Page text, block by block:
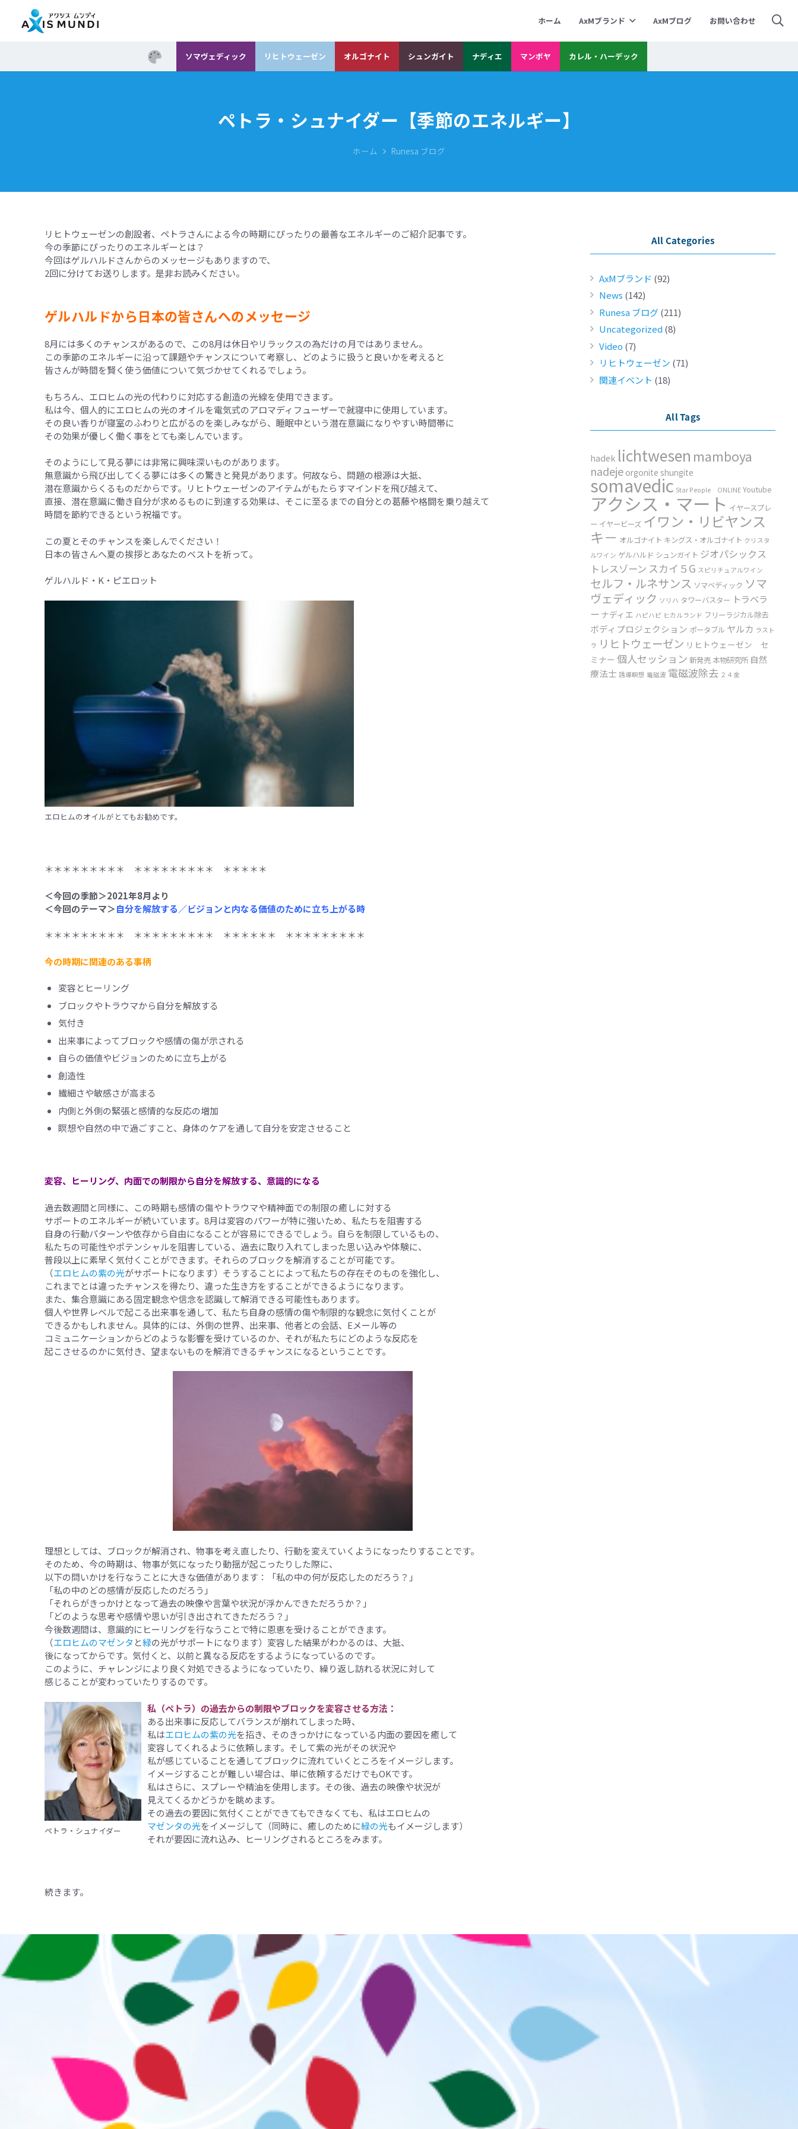
ホーム AxMブランド AxMブログ お問い合わせ
ソマヴェディック リヒトウェーゼン オルゴナイト シュンガイト ナディエ マンボヤ カレル・ハーデック
ペトラ・シュナイダー【季節のエネルギー】
ホーム Runesa ブログ
リヒトウェーゼンの創設者、ペトラさんによる今の時期にぴったりの最善なエネルギーのご紹介記事です。
今の季節にぴったりのエネルギーとは？
今回はゲルハルドさんからのメッセージもありますので、
2回に分けてお送りします。是非お読みください。
ゲルハルドから日本の皆さんへのメッセージ
8月には多くのチャンスがあるので、この8月は休日やリラックスの為だけの月ではありません。
この季節のエネルギーに沿って課題やチャンスについて考察し、どのように扱うと良いかを考えると
皆さんが時間を賢く使う価値について気づかせてくれるでしょう。
もちろん、エロヒムの光の代わりに対応する創造の光線を使用できます。
私は今、個人的にエロヒムの光のオイルを電気式のアロマディフューザーで就寝中に使用しています。
その良い香りが寝室のふわりと広がるのを楽しみながら、睡眠中という潜在意識になりやすい時間帯に
その効果が優しく働く事をとても楽しんでいます。
そのようにして見る夢には非常に興味深いものがあります。
無意識から飛び出してくる夢には多くの驚きと発見があります。何故なら、問題の根源は大抵、
潜在意識からくるものだからです。リヒトウェーゼンのアイテムがもたらすマインドを飛び越えて、
直接、潜在意識に働き自分が求めるものに到達する効果は、そこに至るまでの自分との葛藤や格闘を乗り越えて
時間を節約できるという祝福です。
この夏とそのチャンスを楽しんでください！
日本の皆さんへ夏の挨拶とあなたのベストを祈って。
ゲルハルド・K・ピエロット
エロヒムのオイルがとてもお勧めです。
＊＊＊＊＊＊＊＊＊ ＊＊＊＊＊＊＊＊＊ ＊＊＊＊＊
＜今回の季節＞2021年8月より
＜今回のテーマ＞自分を解放する／ビジョンと内なる価値のために立ち上がる時
＊＊＊＊＊＊＊＊＊ ＊＊＊＊＊＊＊＊＊ ＊＊＊＊＊＊ ＊＊＊＊＊＊＊＊＊
今の時期に関連のある事柄
変容とヒーリング
ブロックやトラウマから自分を解放する
気付き
出来事によってブロックや感情の傷が示される
自らの価値やビジョンのために立ち上がる
創造性
繊細さや敏感さが高まる
内側と外側の緊張と感情的な反応の増加
瞑想や自然の中で過ごすこと、身体のケアを通して自分を安定させること
変容、ヒーリング、内面での制限から自分を解放する、意識的になる
過去数週間と同様に、この時期も感情の傷やトラウマや精神面での制限の癒しに対する
サポートのエネルギーが続いています。8月は変容のパワーが特に強いため、私たちを阻害する
自身の行動パターンや依存から自由になることが容易にできるでしょう。自らを制限しているもの、
私たちの可能性やポテンシャルを阻害している、過去に取り入れてしまった思い込みや体験に、
普段以上に素早く気付くことができます。それらのブロックを解消することが可能です。
（エロヒムの紫の光がサポートになります）そうすることによって私たちの存在そのものを強化し、
これまでとは違ったチャンスを得たり、違った生き方をすることができるようになります。
また、集合意識にある固定観念や信念を認識して解消できる可能性もあります。
個人や世界レベルで起こる出来事を通して、私たち自身の感情の傷や制限的な観念に気付くことが
できるかもしれません。具体的には、外側の世界、出来事、他者との会話、Eメール等の
コミュニケーションからどのような影響を受けているのか、それが私たちにどのような反応を
起こさせるのかに気付き、望まないものを解消できるチャンスになるということです。
理想としては、ブロックが解消され、物事を考え直したり、行動を変えていくようになったりすることです。
そのため、今の時期は、物事が気になったり動揺が起こったりした際に、
以下の問いかけを行なうことに大きな価値があります：「私の中の何が反応したのだろう？」
「私の中のどの感情が反応したのだろう」
「それらがきっかけとなって過去の映像や言葉や状況が浮かんできただろうか？」
「どのような思考や感情や思いが引き出されてきただろう？」
今後数週間は、意識的にヒーリングを行なうことで特に恩恵を受けることができます。
（エロヒムのマゼンタ と緑の光がサポートになります）変容した結果がわかるのは、大抵、
後になってからです。気付くと、以前と異なる反応をするようになっているのです。
このように、チャレンジにより良く対処できるようになっていたり、繰り返し訪れる状況に対して
感じることが変わっていたりするのです。
ペトラ・シュナイダー
私（ペトラ）の過去からの制限やブロックを変容させる方法：
ある出来事に反応してバランスが崩れてしまった時、
私はエロヒムの紫の光を招き、そのきっかけになっている内面の要因を癒して
変容してくれるように依頼します。そして紫の光がその状況や
私が感じていることを通してブロックに流れていくところをイメージします。
イメージすることが難しい場合は、単に依頼するだけでもOKです。
私はさらに、スプレーや精油を使用します。その後、過去の映像や状況が
見えてくるかどうかを眺めます。
その過去の要因に気付くことができてもできなくても、私はエロヒムの
マゼンタの光をイメージして（同時に、癒しのために緑の光もイメージします）
それが要因に流れ込み、ヒーリングされるところをみます。
続きます。
All Categories
AxMブランド (92)
News (142)
Runesa ブログ(211)
Uncategorized (8)
Video (7)
リヒトウェーゼン (71)
関連イベント (18)
All Tags
hadek lichtwesen mamboya
nadeje orgonite shungite
somavedic Star People ONLINE Youtube
アクシス・マート イヤースプレ
ー イヤービーズ イワン・リビヤンス
キ－ オルゴナイト キングス・オルゴナイト クリスタ
ルワイン ゲルハルド シュンガイト ジオパシックス
トレスゾーン スカイ５G スピリチュアルワイン
セルフ・ルネサンス ソマベディック ソマ
ヴェディック ソリハ タワーバスター トラベラ
ー ナディエ ハピハピ ヒカルランド フリーラジカル除去
ボディプロジェクション ポータブル ヤルカ ラスト
ラ リヒトウェーゼン リヒトウェーゼン セ
ミナー 個人セッション 新発売 本物研究所 自然
療法士 誘導瞑想 電磁波 電磁波除去 ２４金